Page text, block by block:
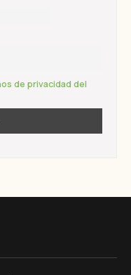
de privacidad del